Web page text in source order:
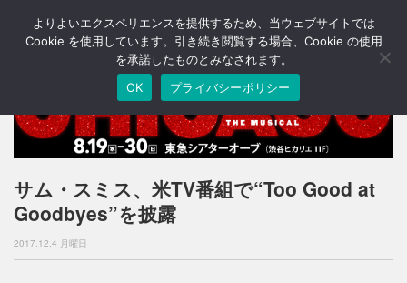
T
o
n
v
g
o
サム・スミス、米TV番組で“Too Good at
Goodbyes”を披露
2017.12.4 月曜日
よりよいエクスペリエンスを提供するため、当ウェブサイトでは
Cookie を使用しています。引き続き閲覧する場合、Cookie の使用
を承諾したものとみなされます。
OK
プライバシーポリシー